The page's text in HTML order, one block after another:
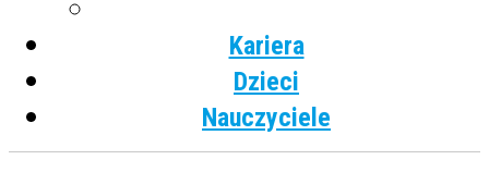
Kariera
Dzieci
Nauczyciele